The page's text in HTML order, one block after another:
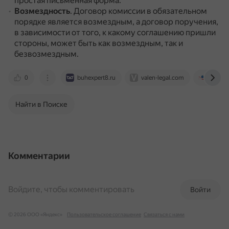
Возмездность. Договор комиссии в обязательном
порядке является возмездным, а договор поручения,
в зависимости от того, к какому соглашению пришли
стороны, может быть как возмездным, так и
безвозмездным.
0 buhexpert8.ru valen-legal.com
Найти в Поиске
Комментарии
Войти
Войдите, чтобы комментировать
© 2026 ООО «Яндекс» Пользовательское соглашение Связаться с нами